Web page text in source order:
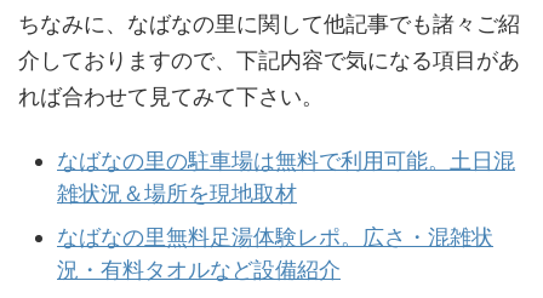
ちなみに、なばなの里に関して他記事でも諸々ご紹
介しておりますので、下記内容で気になる項目があ
れば合わせて見てみて下さい。
なばなの里の駐車場は無料で利用可能。土日混
雑状況＆場所を現地取材
なばなの里無料足湯体験レポ。広さ・混雑状
況・有料タオルなど設備紹介